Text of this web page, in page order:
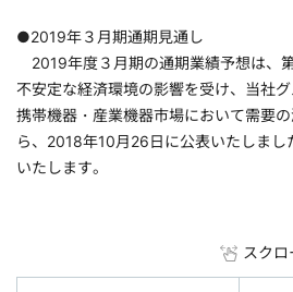
●2019年３月期通期見通し
2019年度３月期の通期業績予想は、
不安定な経済環境の影響を受け、当社
携帯機器・産業機器市場において需要
ら、2018年10月26日に公表いたしまし
いたします。
スクロ